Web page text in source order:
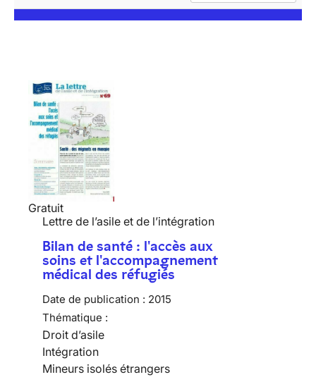
Gratuit
Lettre de l’asile et de l’intégration
Bilan de santé : l'accès aux
soins et l'accompagnement
médical des réfugiés
Date de publication : 2015
Thématique :
Droit d’asile
Intégration
Mineurs isolés étrangers